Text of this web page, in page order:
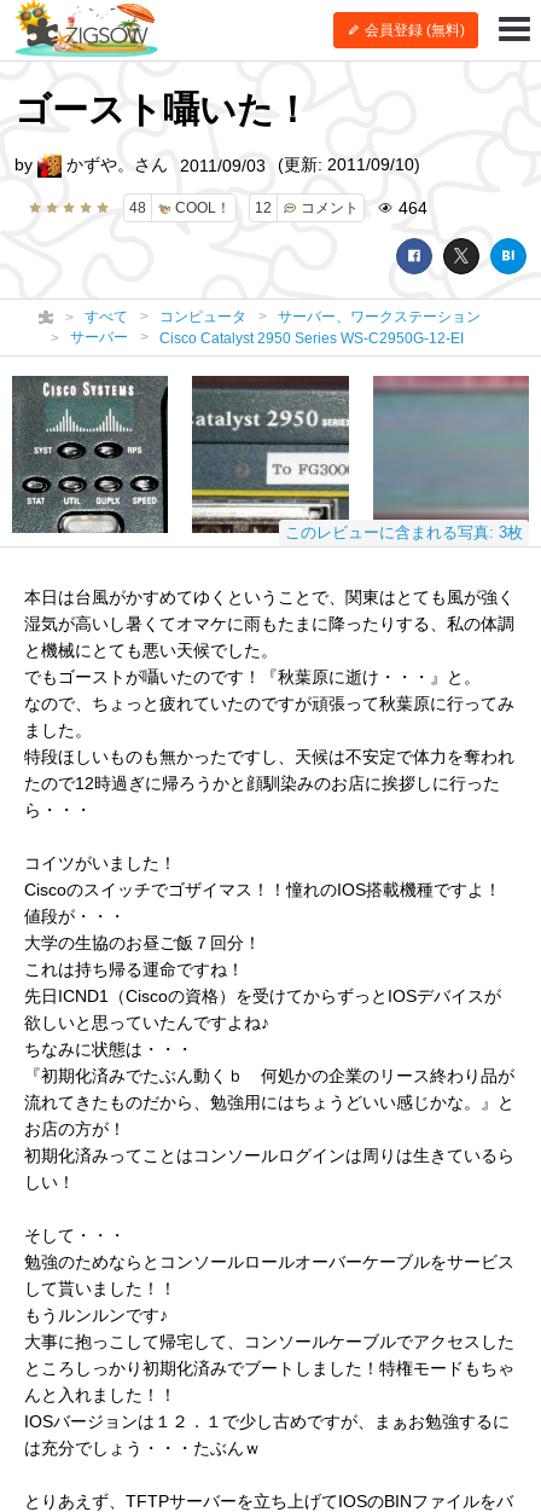
会員登録 (無料)
ゴースト囁いた！
48 COOL！ 12 コメント 464
by かずや。さん 2011/09/03 (更新: 2011/09/10)
すべて コンピュータ
サーバー、ワークステーション
サーバー
Cisco Catalyst 2950 Series WS-C2950G-12-EI
このレビューに含まれる写真: 3枚
本日は台風がかすめてゆくということで、関東はとても風が強く
湿気が高いし暑くてオマケに雨もたまに降ったりする、私の体調
と機械にとても悪い天候でした。
でもゴーストが囁いたのです！『秋葉原に逝け・・・』と。
なので、ちょっと疲れていたのですが頑張って秋葉原に行ってみ
ました。
特段ほしいものも無かったですし、天候は不安定で体力を奪われ
たので12時過ぎに帰ろうかと顔馴染みのお店に挨拶しに行った
ら・・・
コイツがいました！
Ciscoのスイッチでゴザイマス！！憧れのIOS搭載機種ですよ！
値段が・・・
大学の生協のお昼ご飯７回分！
これは持ち帰る運命ですね！
先日ICND1（Ciscoの資格）を受けてからずっとIOSデバイスが
欲しいと思っていたんですよね♪
ちなみに状態は・・・
『初期化済みでたぶん動くｂ 何処かの企業のリース終わり品が
流れてきたものだから、勉強用にはちょうどいい感じかな。』と
お店の方が！
初期化済みってことはコンソールログインは周りは生きているら
しい！
そして・・・
勉強のためならとコンソールロールオーバーケーブルをサービス
して貰いました！！
もうルンルンです♪
大事に抱っこして帰宅して、コンソールケーブルでアクセスした
ところしっかり初期化済みでブートしました！特権モードもちゃ
んと入れました！！
IOSバージョンは１２．１で少し古めですが、まぁお勉強するに
は充分でしょう・・・たぶんｗ
とりあえず、TFTPサーバーを立ち上げてIOSのBINファイルをバ